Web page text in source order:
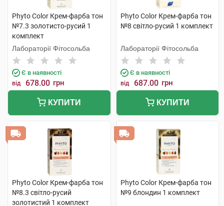
Phyto Color Крем-фарба тон
№7.3 золотисто-русий 1
комплект
Лабораторії Фітосольба
Є в наявності
від 678.00 грн
КУПИТИ
Phyto Color Крем-фарба тон
№8 світло-русий 1 комплект
Лабораторії Фітосольба
Є в наявності
від 687.00 грн
КУПИТИ
Phyto Color Крем-фарба тон
№8.3 світло-русий
золотистий 1 комплект
Phyto Color Крем-фарба тон
№9 блондин 1 комплект